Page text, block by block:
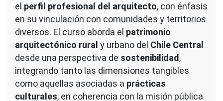
el perfil profesional del arquitecto, con énfasis
en su vinculación con comunidades y territorios
diversos. El curso aborda el patrimonio
arquitectónico rural y urbano del Chile Central
desde una perspectiva de sostenibilidad ,
integrando tanto las dimensiones tangibles
como aquellas asociadas a prácticas
culturales, en coherencia con la misión pública